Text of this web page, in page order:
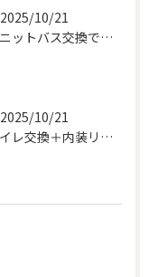
2025/10/21
ユニットバス交換で快適＆高級感アップ！
2025/10/21
トイレ交換＋内装リフォームで明るく清潔な空間に